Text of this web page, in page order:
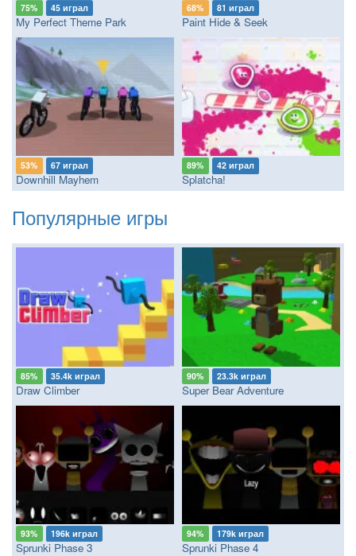
75% 45 играл
My Perfect Theme Park
68% 81 играл
Paint Hide & Seek
53% 67 играл
Downhill Mayhem
89% 42 играл
Splatcha!
Популярные игры
85% 35.4k играл
Draw Climber
90% 23.3k играл
Super Bear Adventure
93% 196k играл
Sprunki Phase 3
94% 179k играл
Sprunki Phase 4